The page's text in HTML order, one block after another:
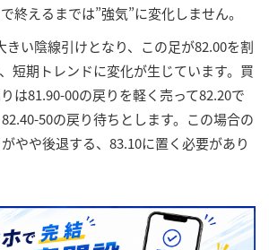
終えるまでは”強気”に変化しません。
い陰線引けとなり、この足が82.00を割
短期トレンドに変化が生じています。買
は81.90-00の戻りを軽く売って82.20で
50の戻り待ちとします。この場合の
やや後退する、83.10に置く必要があり